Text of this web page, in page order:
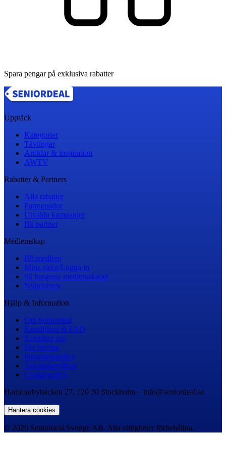
Spara pengar på exklusiva rabatter
Upptäck
Kategorier
Tävlingar
Artiklar & inspiration
AWTV
Rabatter & Partners
Alla rabatter
Partnersidor
Utvalda kampanjer
Bli partner
Medlemskap
Bli medlem
Mina sidor/Logga in
Så fungerar medlemskapet
Nyhetsbrev
Hjälp & Information
Om Seniordeal
Kundtjänst & FAQ
Kontakta oss
För företag
Integritetspolicy
Användarvillkor
Cookiepolicy
Hammarbybacken 27, 120 30 Stockholm – info@seniordeal.se
Hantera cookies
© 2026 Seniordeal Sverige AB. Alla rättigheter förbehållna.